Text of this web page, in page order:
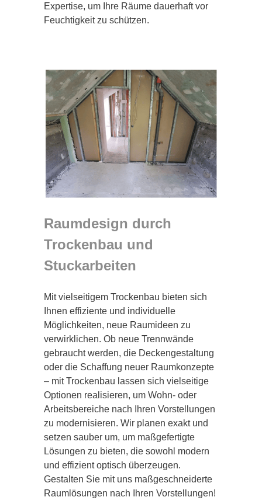
Expertise, um Ihre Räume dauerhaft vor
Feuchtigkeit zu schützen.
Raumdesign durch
Trockenbau und
Stuckarbeiten
Mit vielseitigem Trockenbau bieten sich
Ihnen effiziente und individuelle
Möglichkeiten, neue Raumideen zu
verwirklichen. Ob neue Trennwände
gebraucht werden, die Deckengestaltung
oder die Schaffung neuer Raumkonzepte
– mit Trockenbau lassen sich vielseitige
Optionen realisieren, um Wohn- oder
Arbeitsbereiche nach Ihren Vorstellungen
zu modernisieren. Wir planen exakt und
setzen sauber um, um maßgefertigte
Lösungen zu bieten, die sowohl modern
und effizient optisch überzeugen.
Gestalten Sie mit uns maßgeschneiderte
Raumlösungen nach Ihren Vorstellungen!